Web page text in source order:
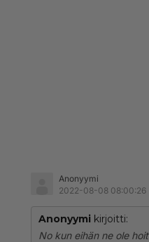
Anonyymi
2022-08-08 08:00:26
Anonyymi kirjoitti:
No kun eihän ne ole